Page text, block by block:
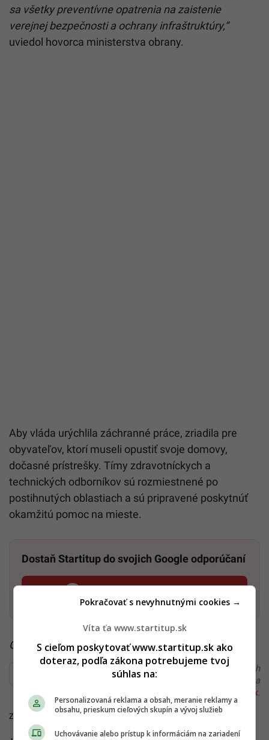
sa všetky preventívne opatrenia na zaistenie
verejnej bezpečnosti a ochrany infraštruktúry,“
uviedol hovorca ministerstva obrany.
Aby vláda urýchlila záchranné práce, zriadila pre
obyvateľov, ktorí museli opustiť svoje domovy,
dočasné prístrešky. Tímy zdravotníckych a
technických odborníkov sú rozmiestnené po
postihnutých oblastiach a sú pripravené poskytnúť
okamžitú pomoc na mieste.
Dostaň Startitup do svojich Google odporúčaní
Startitup, odkaz sa otvorí v
Čítaj viac z kategórie:Hlavné správy a aktuality
Ďakujeme, že čítaš Startitup. V prípade, že máš postreh
alebo si našiel v článku chybu, napíš nám na
redakcia@startitup.sk.
Zdroje: theasialive.com
Víta ťa www.startitup.sk
S cieľom poskytovať www.startitup.sk ako
doteraz, podľa zákona potrebujeme tvoj
súhlas na:
Personalizovaná reklama a obsah, meranie reklamy a
obsahu, prieskum cieľových skupín a vývoj služieb
Uchovávanie alebo prístup k informáciám na zariadení
Pokračovať s nevyhnutnými cookies →